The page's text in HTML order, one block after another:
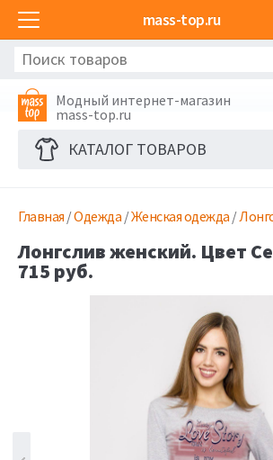
mass-top.ru
Модный интернет-магазин
mass-top.ru
КАТАЛОГ ТОВАРОВ
Главная /Одежда /Женская одежда /
Лонгслив женский. Цвет
715 руб.